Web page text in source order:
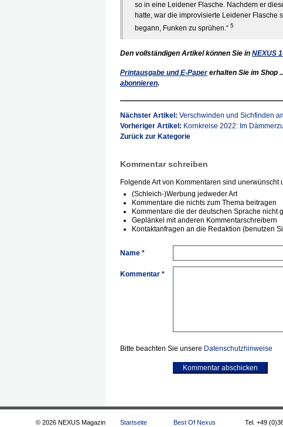
so in eine Leidener Flasche. Nachdem er
hatte, war die improvisierte Leidener Flasche
begann, Funken zu sprühen.“ 5
Den vollständigen Artikel können Sie in NEXUS
Printausgabe und E-Papererhalten Sie im Shop
abonnieren.
Nächster Artikel: Verschwinden und Sichfinden
Vorheriger Artikel: Kornkreise 2022: Im
Zurück zur Kategorie
Kommentar schreiben
Folgende Art von Kommentaren sind unerwünscht
(Schleich-)Werbung jedweder Art
Kommentare die nichts zum Thema beitragen
Kommentare die der deutschen Sprache nicht
Geplänkel mit anderen Kommentarschreibern
Kontaktanfragen an die Redaktion (benutzen
Name *
Kommentar *
Bitte beachten Sie unsere Datenschutzhinweise
Kommentar abschicken
© 2026 NEXUS Magazin Startseite Best Of Nexus Tel. +49